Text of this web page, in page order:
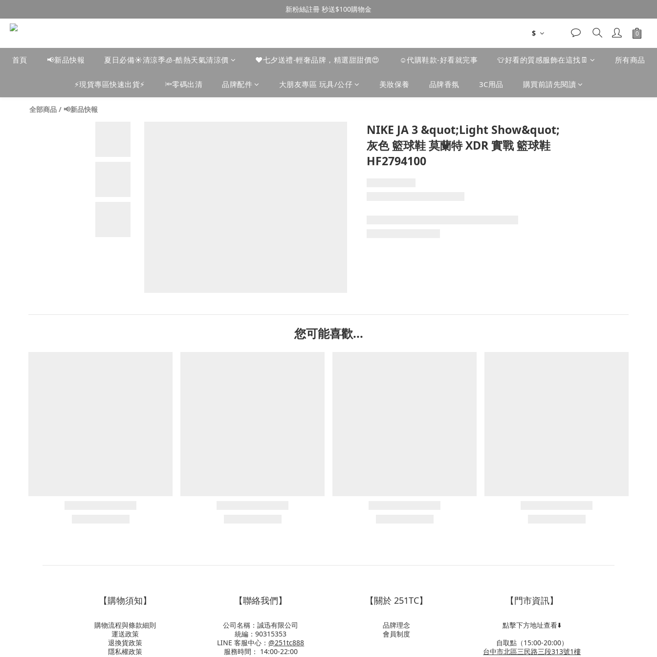
新粉絲註冊 秒送$100購物金
$
首頁 📢新品快報 夏日必備☀️清涼季🧊-酷熱天氣清涼價 ❤️七夕送禮-輕奢品牌，精選甜甜價😍 ☺︎代購鞋款-好看就完事 👕好看的質感服飾在這找👖 所有商品
⚡️現貨專區快速出貨⚡️ 🔦零碼出清 品牌配件 大朋友專區 玩具/公仔 美妝保養 品牌香氛 3C用品 購買前請先閱讀
全部商品 / 📢新品快報
NIKE JA 3 &quot;Light Show&quot;
灰色 籃球鞋 莫蘭特 XDR 實戰 籃球鞋
HF2794100
您可能喜歡...
【購物須知】
購物流程與條款細則
運送政策
退換貨政策
隱私權政策
【聯絡我們】
公司名稱：誠迅有限公司
統編：90315353
LINE 客服中心：@251tc888
服務時間： 14:00-22:00
【關於 251TC】
品牌理念
會員制度
【門市資訊】
點擊下方地址查看⬇️
自取點（15:00-20:00）
台中市北區三民路三段313號1樓